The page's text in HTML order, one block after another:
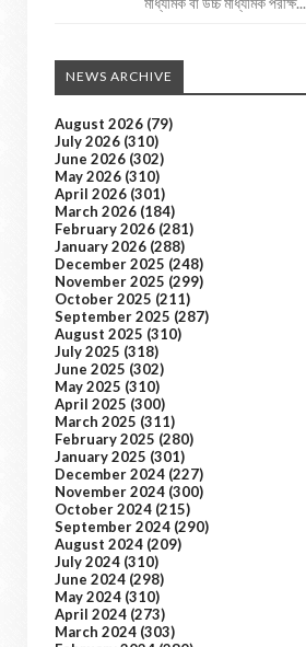
NEWS ARCHIVE
August 2026 (79)
July 2026 (310)
June 2026 (302)
May 2026 (310)
April 2026 (301)
March 2026 (184)
February 2026 (281)
January 2026 (288)
December 2025 (248)
November 2025 (299)
October 2025 (211)
September 2025 (287)
August 2025 (310)
July 2025 (318)
June 2025 (302)
May 2025 (310)
April 2025 (300)
March 2025 (311)
February 2025 (280)
January 2025 (301)
December 2024 (227)
November 2024 (300)
October 2024 (215)
September 2024 (290)
August 2024 (209)
July 2024 (310)
June 2024 (298)
May 2024 (310)
April 2024 (273)
March 2024 (303)